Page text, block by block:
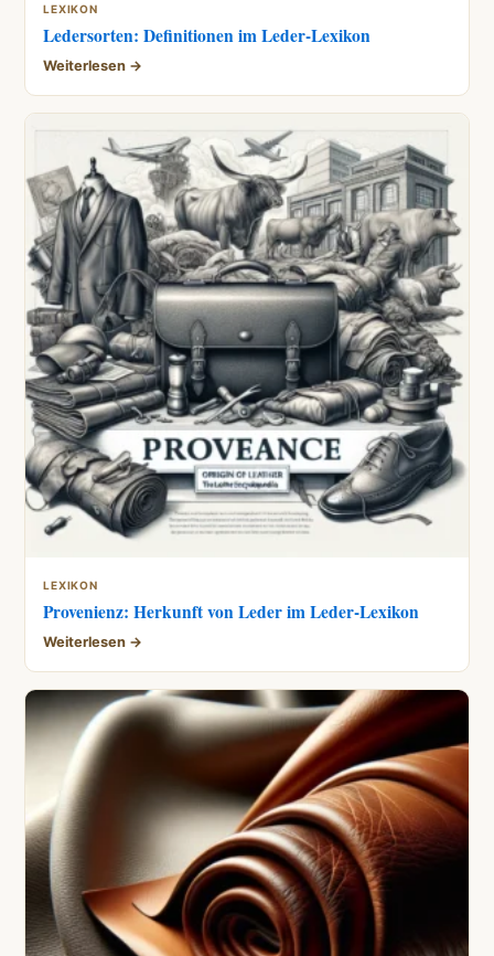
LEXIKON
Ledersorten: Definitionen im Leder-Lexikon
Weiterlesen →
LEXIKON
Provenienz: Herkunft von Leder im Leder-Lexikon
Weiterlesen →